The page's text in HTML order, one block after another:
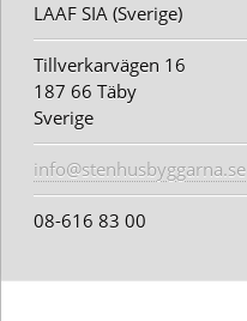
LAAF SIA (Sverige)
Tillverkarvägen 16
187 66 Täby
Sverige
info@stenhusbyggarna.se
08-616 83 00